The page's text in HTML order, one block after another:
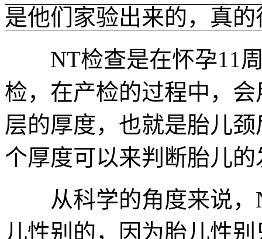
是他们家验出来的，真的
NT检查是在怀孕11周
检，在产检的过程中，
层的厚度，也就是胎儿
个厚度可以来判断胎儿
从科学的角度来说，
儿性别的，因为胎儿性